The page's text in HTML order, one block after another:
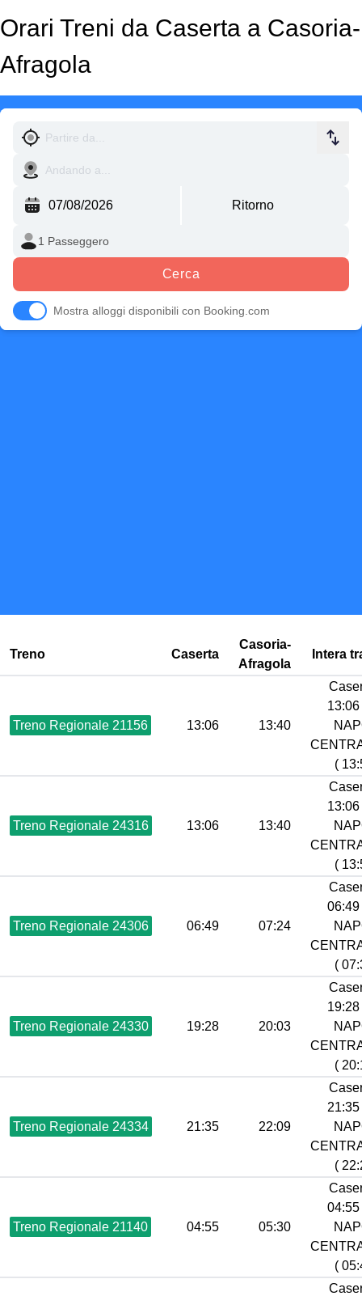
Orari Treni da Caserta a Casoria-
Afragola
Cerca
Mostra alloggi disponibili con Booking.com
Treno Caserta
Casoria-
Afragola
Intera
Treno Regionale 21156 13:06 13:40
13:06
(
Treno Regionale 24316 13:06 13:40
13:06
(
Treno Regionale 24306 06:49 07:24
06:49
(
Treno Regionale 24330 19:28 20:03
19:28
(
Treno Regionale 24334 21:35 22:09
21:35
(
Treno Regionale 21140 04:55 05:30
04:55
(